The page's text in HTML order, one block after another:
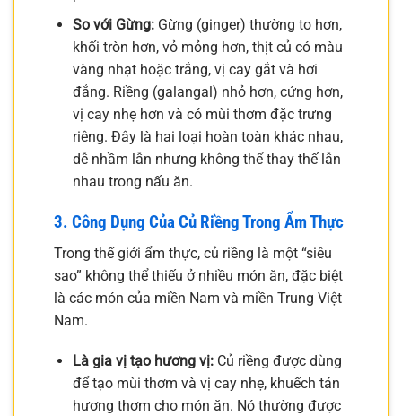
So với Gừng:Gừng (ginger) thường to hơn,
khối tròn hơn, vỏ mỏng hơn, thịt củ có màu
vàng nhạt hoặc trắng, vị cay gắt và hơi
đắng. Riềng (galangal) nhỏ hơn, cứng hơn,
vị cay nhẹ hơn và có mùi thơm đặc trưng
riêng. Đây là hai loại hoàn toàn khác nhau,
dễ nhầm lẫn nhưng không thể thay thế lẫn
nhau trong nấu ăn.
3. Công Dụng Của Củ Riềng Trong Ẩm Thực
Trong thế giới ẩm thực, củ riềng là một “siêu
sao” không thể thiếu ở nhiều món ăn, đặc biệt
là các món của miền Nam và miền Trung Việt
Nam.
Là gia vị tạo hương vị:Củ riềng được dùng
để tạo mùi thơm và vị cay nhẹ, khuếch tán
hương thơm cho món ăn. Nó thường được